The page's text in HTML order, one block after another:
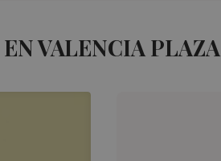
VALENCIA PLAZA